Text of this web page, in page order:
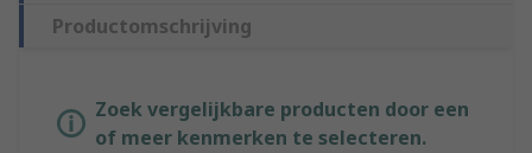
Productomschrijving
Zoek vergelijkbare producten door een
of meer kenmerken te selecteren.